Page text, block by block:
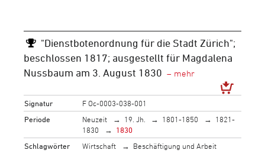
"Dienstbotenordnung für die Stadt Zürich";
beschlossen 1817; ausgestellt für Magdalena
Nussbaum am 3. August 1830
Signatur
F Oc-0003-038-001
Periode
Neuzeit 19. Jh. 1801-1850
1821-
1830
1830
Schlagwörter
Wirtschaft
Beschäftigung und Arbeit